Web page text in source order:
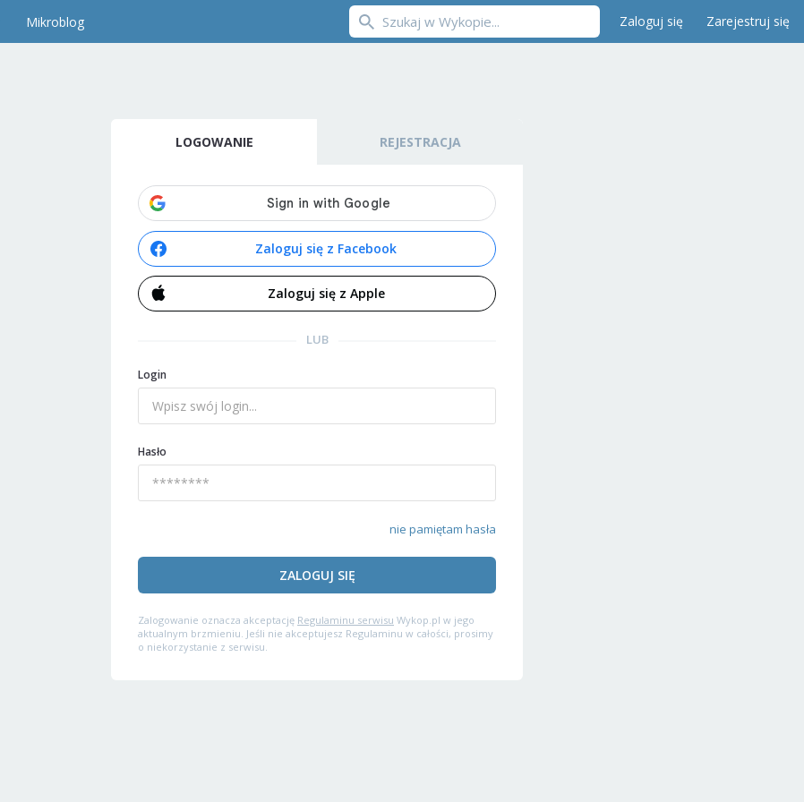
Mikroblog Zaloguj się Zarejestruj się
LOGOWANIE REJESTRACJA
Zaloguj się z Facebook
Zaloguj się z Apple
LUB
Login
Hasło
nie pamiętam hasła
ZALOGUJ SIĘ
Zalogowanie oznacza akceptację Regulaminu serwisu Wykop.pl w jego
aktualnym brzmieniu. Jeśli nie akceptujesz Regulaminu w całości, prosimy
o niekorzystanie z serwisu.